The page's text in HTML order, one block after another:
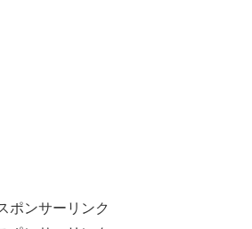
ポンサーリンク